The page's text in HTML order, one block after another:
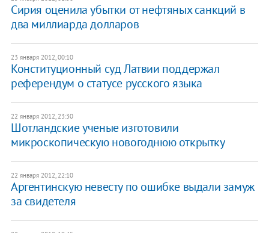
Сирия оценила убытки от нефтяных санкций в
два миллиарда долларов
23 января 2012, 00:10
Конституционный суд Латвии поддержал
референдум о статусе русского языка
22 января 2012, 23:30
Шотландские ученые изготовили
микроскопическую новогоднюю открытку
22 января 2012, 22:10
Аргентинскую невесту по ошибке выдали замуж
за свидетеля